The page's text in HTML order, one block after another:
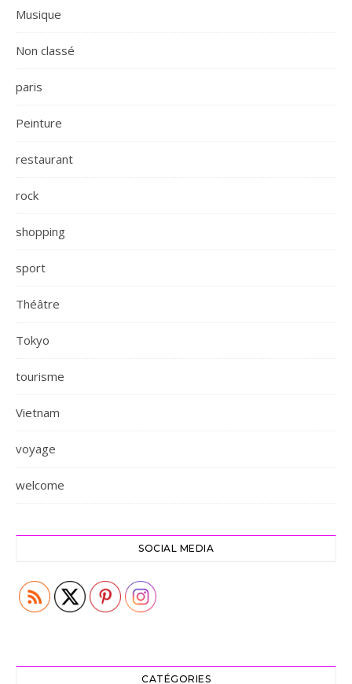
Musique
Non classé
paris
Peinture
restaurant
rock
shopping
sport
Théâtre
Tokyo
tourisme
Vietnam
voyage
welcome
SOCIAL MEDIA
CATÉGORIES